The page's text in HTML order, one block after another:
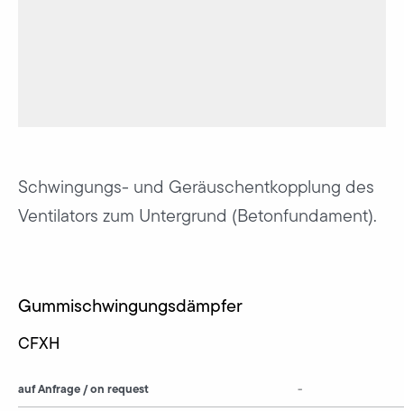
Schwingungs- und Geräuschentkopplung des
Ventilators zum Untergrund (Betonfundament).
Gummischwingungsdämpfer
CFXH
auf Anfrage / on request -